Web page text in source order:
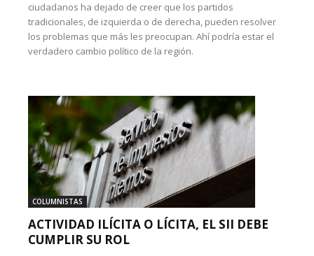
ciudadanos ha dejado de creer que los partidos
tradicionales, de izquierda o de derecha, pueden resolver
los problemas que más les preocupan. Ahí podría estar el
verdadero cambio político de la región.
COLUMNISTAS
ACTIVIDAD ILÍCITA O LÍCITA, EL SII DEBE
CUMPLIR SU ROL